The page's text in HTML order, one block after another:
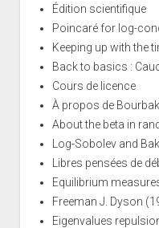
Édition scientifique
Poincaré for log-
Keeping up with the
Back to basics :
Cours de licence
À propos de
About the beta in
Log-Sobolev and
Libres pensées de
Equilibrium
Freeman J. Dyson
Eigenvalues